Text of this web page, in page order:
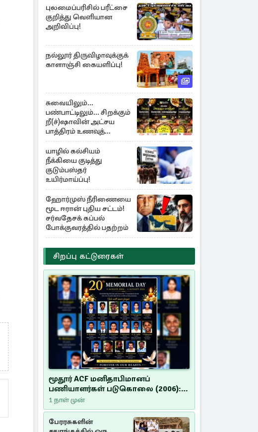
புலமைப்பரிசில் பரீட்சை
குறித்து வெளியான
அறிவிப்பு!
நல்லூர் திருவிழாவுக்குக்
காளாஞ்சி கையளிப்பு!
சுவையிலும்...
பண்பாட்டிலும்... சிறக்கும்
றீ(ச்)ஷாவின் அட்சய
பாத்திரம் உணவுத்
திருவிழா ஆரம்பம்
யாழில் கல்சியம்
நீக்கியை குடித்து
குடும்பஸ்தர்
உயிர்மாய்ப்பு!
ஹோர்முஸ் நீரிணையை
மூட ஈரான் புதிய சட்டம்!
சர்வதேசக் கப்பல்
போக்குவரத்தில் பதற்றம்
சிறப்பு கட்டுரைகள்
மூதூர் ACF மனிதாபிமானப்
பணியாளர்கள் படுகொலை (2006):
20 ஆண்டுகளாகியும் நீதி
மறுக்கப்பட்ட மனிதாபிமானப்
பேரவலம்
1 நாள் முன்
பேரரசுகளின்